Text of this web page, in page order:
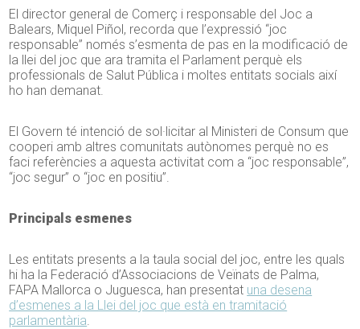
El director general de Comerç i responsable del Joc a
Balears, Miquel Piñol, recorda que l’expressió “joc
responsable” només s’esmenta de pas en la modificació de
la llei del joc que ara tramita el Parlament perquè els
professionals de Salut Pública i moltes entitats socials així
ho han demanat.
El Govern té intenció de sol·licitar al Ministeri de Consum que
cooperi amb altres comunitats autònomes perquè no es
faci referències a aquesta activitat com a “joc responsable”,
“joc segur” o “joc en positiu”.
Principals esmenes
Les entitats presents a la taula social del joc, entre les quals
hi ha la Federació d’Associacions de Veïnats de Palma,
FAPA Mallorca o Juguesca, han presentat una desena
d’esmenes a la Llei del joc que està en tramitació
parlamentària.